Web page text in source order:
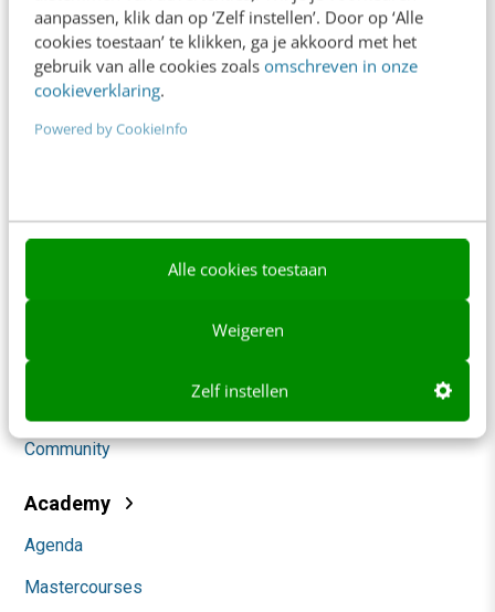
aanpassen, klik dan op ‘Zelf instellen’. Door op ‘Alle
cookies toestaan’ te klikken, ga je akkoord met het
gebruik van alle cookies zoals omschreven in onze
cookieverklaring.
Powered by CookieInfo
Alle cookies toestaan
Weigeren
Zelf instellen
Ons team
Werken bij
Whitepapers
Content & Communicatie
Social
Community
Academy
Agenda
Mastercourses